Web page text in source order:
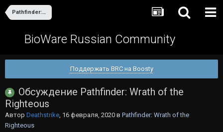
Pathfinder: Wrath of the Righteous
BioWare Russian Community
Поддержать BRC на Boosty
Обсуждение Pathfinder: Wrath of the
Righteous
Автор Deathstrike, 16 февраля, 2020 в Pathfinder: Wrath of the
Righteous